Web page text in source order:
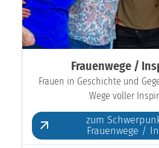
Frauenwege /
Frauen in Geschichte und
Wege voller
zum
Frauenwege /